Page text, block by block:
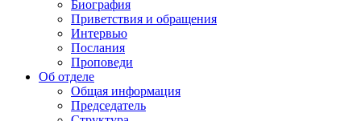
Биография
Приветствия и обращения
Интервью
Послания
Проповеди
Об отделе
Общая информация
Председатель